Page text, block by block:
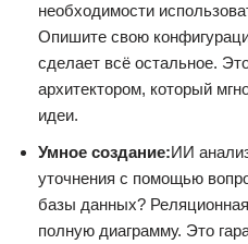
необходимости
Опишите свою
сделает всё остальное.
архитектором, который
идеи.
Умное создание:ИИ
уточнения с помощью
базы данных?
полную диаграмму. Это